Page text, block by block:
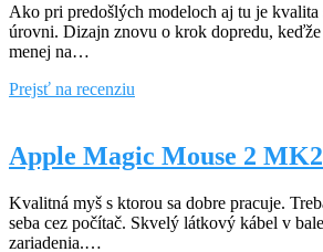
Ako pri predošlých modeloch aj tu je kvalita
úrovni. Dizajn znovu o krok dopredu,
menej na…
Prejsť na recenziu
Pro
Max
Space
Black
Apple Magic Mouse 2
Kvalitná myš s ktorou sa dobre pracuje.
seba cez počítač. Skvelý látkový kábel v
zariadenia.…